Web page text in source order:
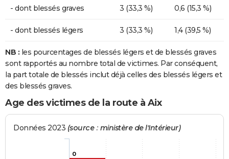
- dont blessés graves 3 (33,3 %) 0,6 (15,3 %)
- dont blessés légers 3 (33,3 %) 1,4 (39,5 %)
NB : les pourcentages de blessés légers et de blessés graves
sont rapportés au nombre total de victimes. Par conséquent,
la part totale de blessés inclut déjà celles des blessés légers et
des blessés graves.
Age des victimes de la route à Aix
Données 2023 (source : ministère de l'Intérieur)
0